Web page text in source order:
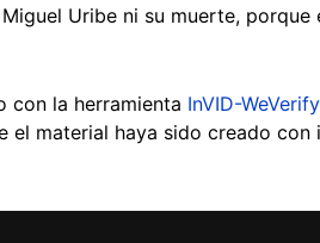
Uribe ni su muerte,
con la herramienta InVID-WeVerify
el material haya sido creado